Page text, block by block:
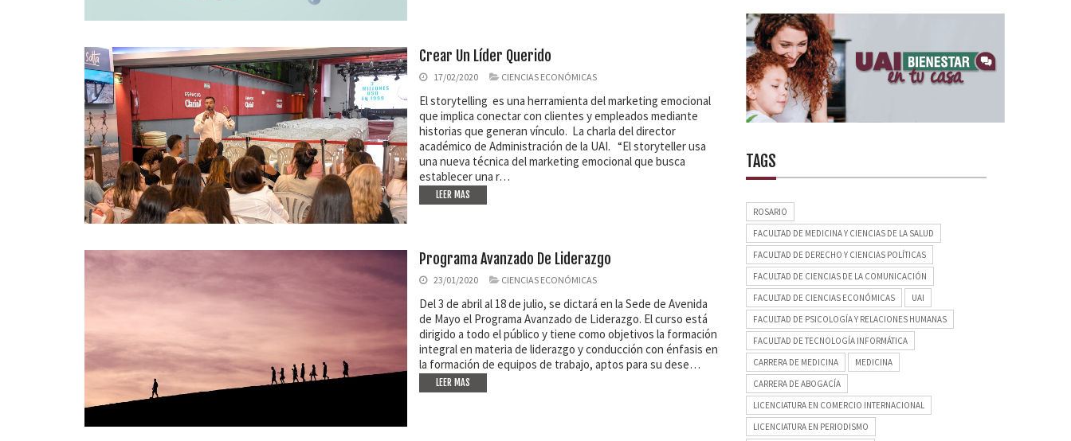
Crear Un Líder Querido
17/02/2020 CIENCIAS ECONÓMICAS
El storytelling es una herramienta del marketing emocional
que implica conectar con clientes y empleados mediante
historias que generan vínculo. La charla del director
académico de Administración de la UAI. “El storyteller usa
una nueva técnica del marketing emocional que busca
establecer una r…
LEER MAS
Programa Avanzado De Liderazgo
23/01/2020 CIENCIAS ECONÓMICAS
Del 3 de abril al 18 de julio, se dictará en la Sede de Avenida
de Mayo el Programa Avanzado de Liderazgo. El curso está
dirigido a todo el público y tiene como objetivos la formación
integral en materia de liderazgo y conducción con énfasis en
la formación de equipos de trabajo, aptos para su dese…
LEER MAS
TAGS
ROSARIO
FACULTAD DE MEDICINA Y CIENCIAS DE LA SALUD
FACULTAD DE DERECHO Y CIENCIAS POLÍTICAS
FACULTAD DE CIENCIAS DE LA COMUNICACIÓN
FACULTAD DE CIENCIAS ECONÓMICAS
UAI
FACULTAD DE PSICOLOGÍA Y RELACIONES HUMANAS
FACULTAD DE TECNOLOGÍA INFORMÁTICA
CARRERA DE MEDICINA
MEDICINA
CARRERA DE ABOGACÍA
LICENCIATURA EN COMERCIO INTERNACIONAL
LICENCIATURA EN PERIODISMO